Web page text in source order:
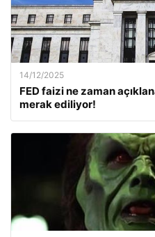
14/12/2025
FED faizi ne zaman
merak ediliyor!